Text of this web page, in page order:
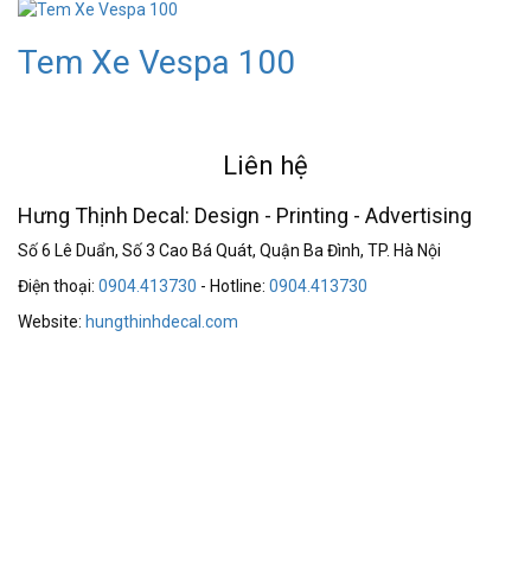
Tem Xe Vespa 100
Liên hệ
Hưng Thịnh Decal: Design - Printing - Advertising
Số 6 Lê Duẩn, Số 3 Cao Bá Quát, Quận Ba Đình, TP. Hà Nội
Điện thoại: 0904.413730 - Hotline: 0904.413730
Website: hungthinhdecal.com